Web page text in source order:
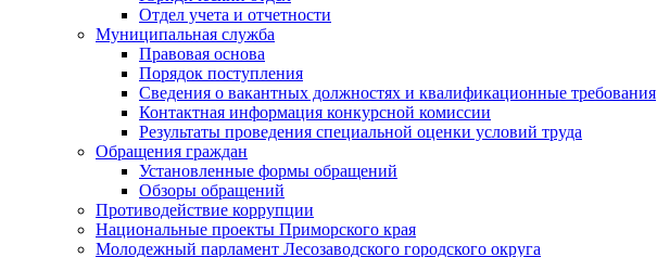
Отдел учета и отчетности
Муниципальная служба
Правовая основа
Порядок поступления
Сведения о вакантных должностях и квалификационные требования
Контактная информация конкурсной комиссии
Результаты проведения специальной оценки условий труда
Обращения граждан
Установленные формы обращений
Обзоры обращений
Противодействие коррупции
Национальные проекты Приморского края
Молодежный парламент Лесозаводского городского округа